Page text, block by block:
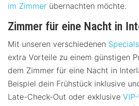
im Zimmer übernachten möchte.
Zimmer für eine Nacht in
Mit unseren verschiedenen Specials
extra Vorteile zu einem günstigen
dem Zimmer für eine Nacht in
Beispiel dein Frühstück inklusive
Late-Check-Out oder exklusive